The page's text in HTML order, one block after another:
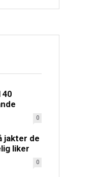
0
jakter de
liker
0